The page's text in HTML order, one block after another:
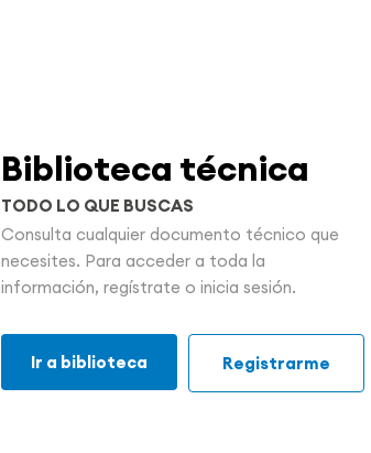
Biblioteca técnica
TODO LO QUE BUSCAS
Consulta cualquier documento técnico que
necesites. Para acceder a toda la
información, regístrate o inicia sesión.
Ir a biblioteca Registrarme